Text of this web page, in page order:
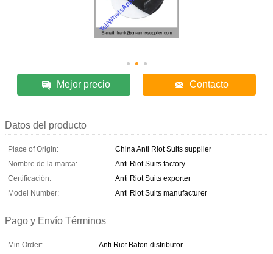
Mejor precio Contacto
Datos del producto
Place of Origin:
China Anti Riot Suits supplier
Nombre de la marca:
Anti Riot Suits factory
Certificación:
Anti Riot Suits exporter
Model Number:
Anti Riot Suits manufacturer
Pago y Envío Términos
Min Order:
Anti Riot Baton distributor